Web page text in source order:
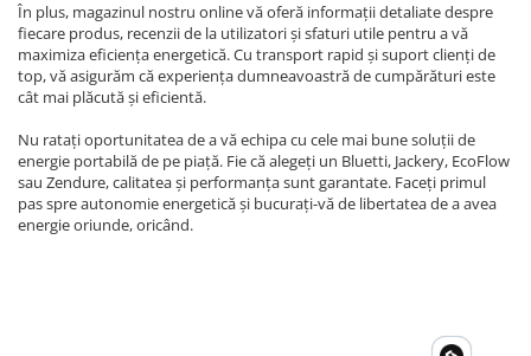
În plus, magazinul nostru online vă oferă informații detaliate despre
fiecare produs, recenzii de la utilizatori și sfaturi utile pentru a vă
maximiza eficiența energetică. Cu transport rapid și suport clienți de
top, vă asigurăm că experiența dumneavoastră de cumpărături este
cât mai plăcută și eficientă.
Nu ratați oportunitatea de a vă echipa cu cele mai bune soluții de
energie portabilă de pe piață. Fie că alegeți un Bluetti, Jackery, EcoFlow
sau Zendure, calitatea și performanța sunt garantate. Faceți primul
pas spre autonomie energetică și bucurați-vă de libertatea de a avea
energie oriunde, oricând.